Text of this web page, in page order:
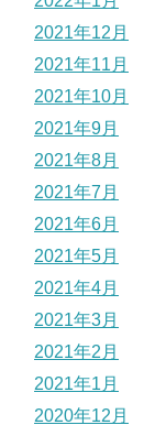
2021年12月
2021年11月
2021年10月
2021年9月
2021年8月
2021年7月
2021年6月
2021年5月
2021年4月
2021年3月
2021年2月
2021年1月
2020年12月